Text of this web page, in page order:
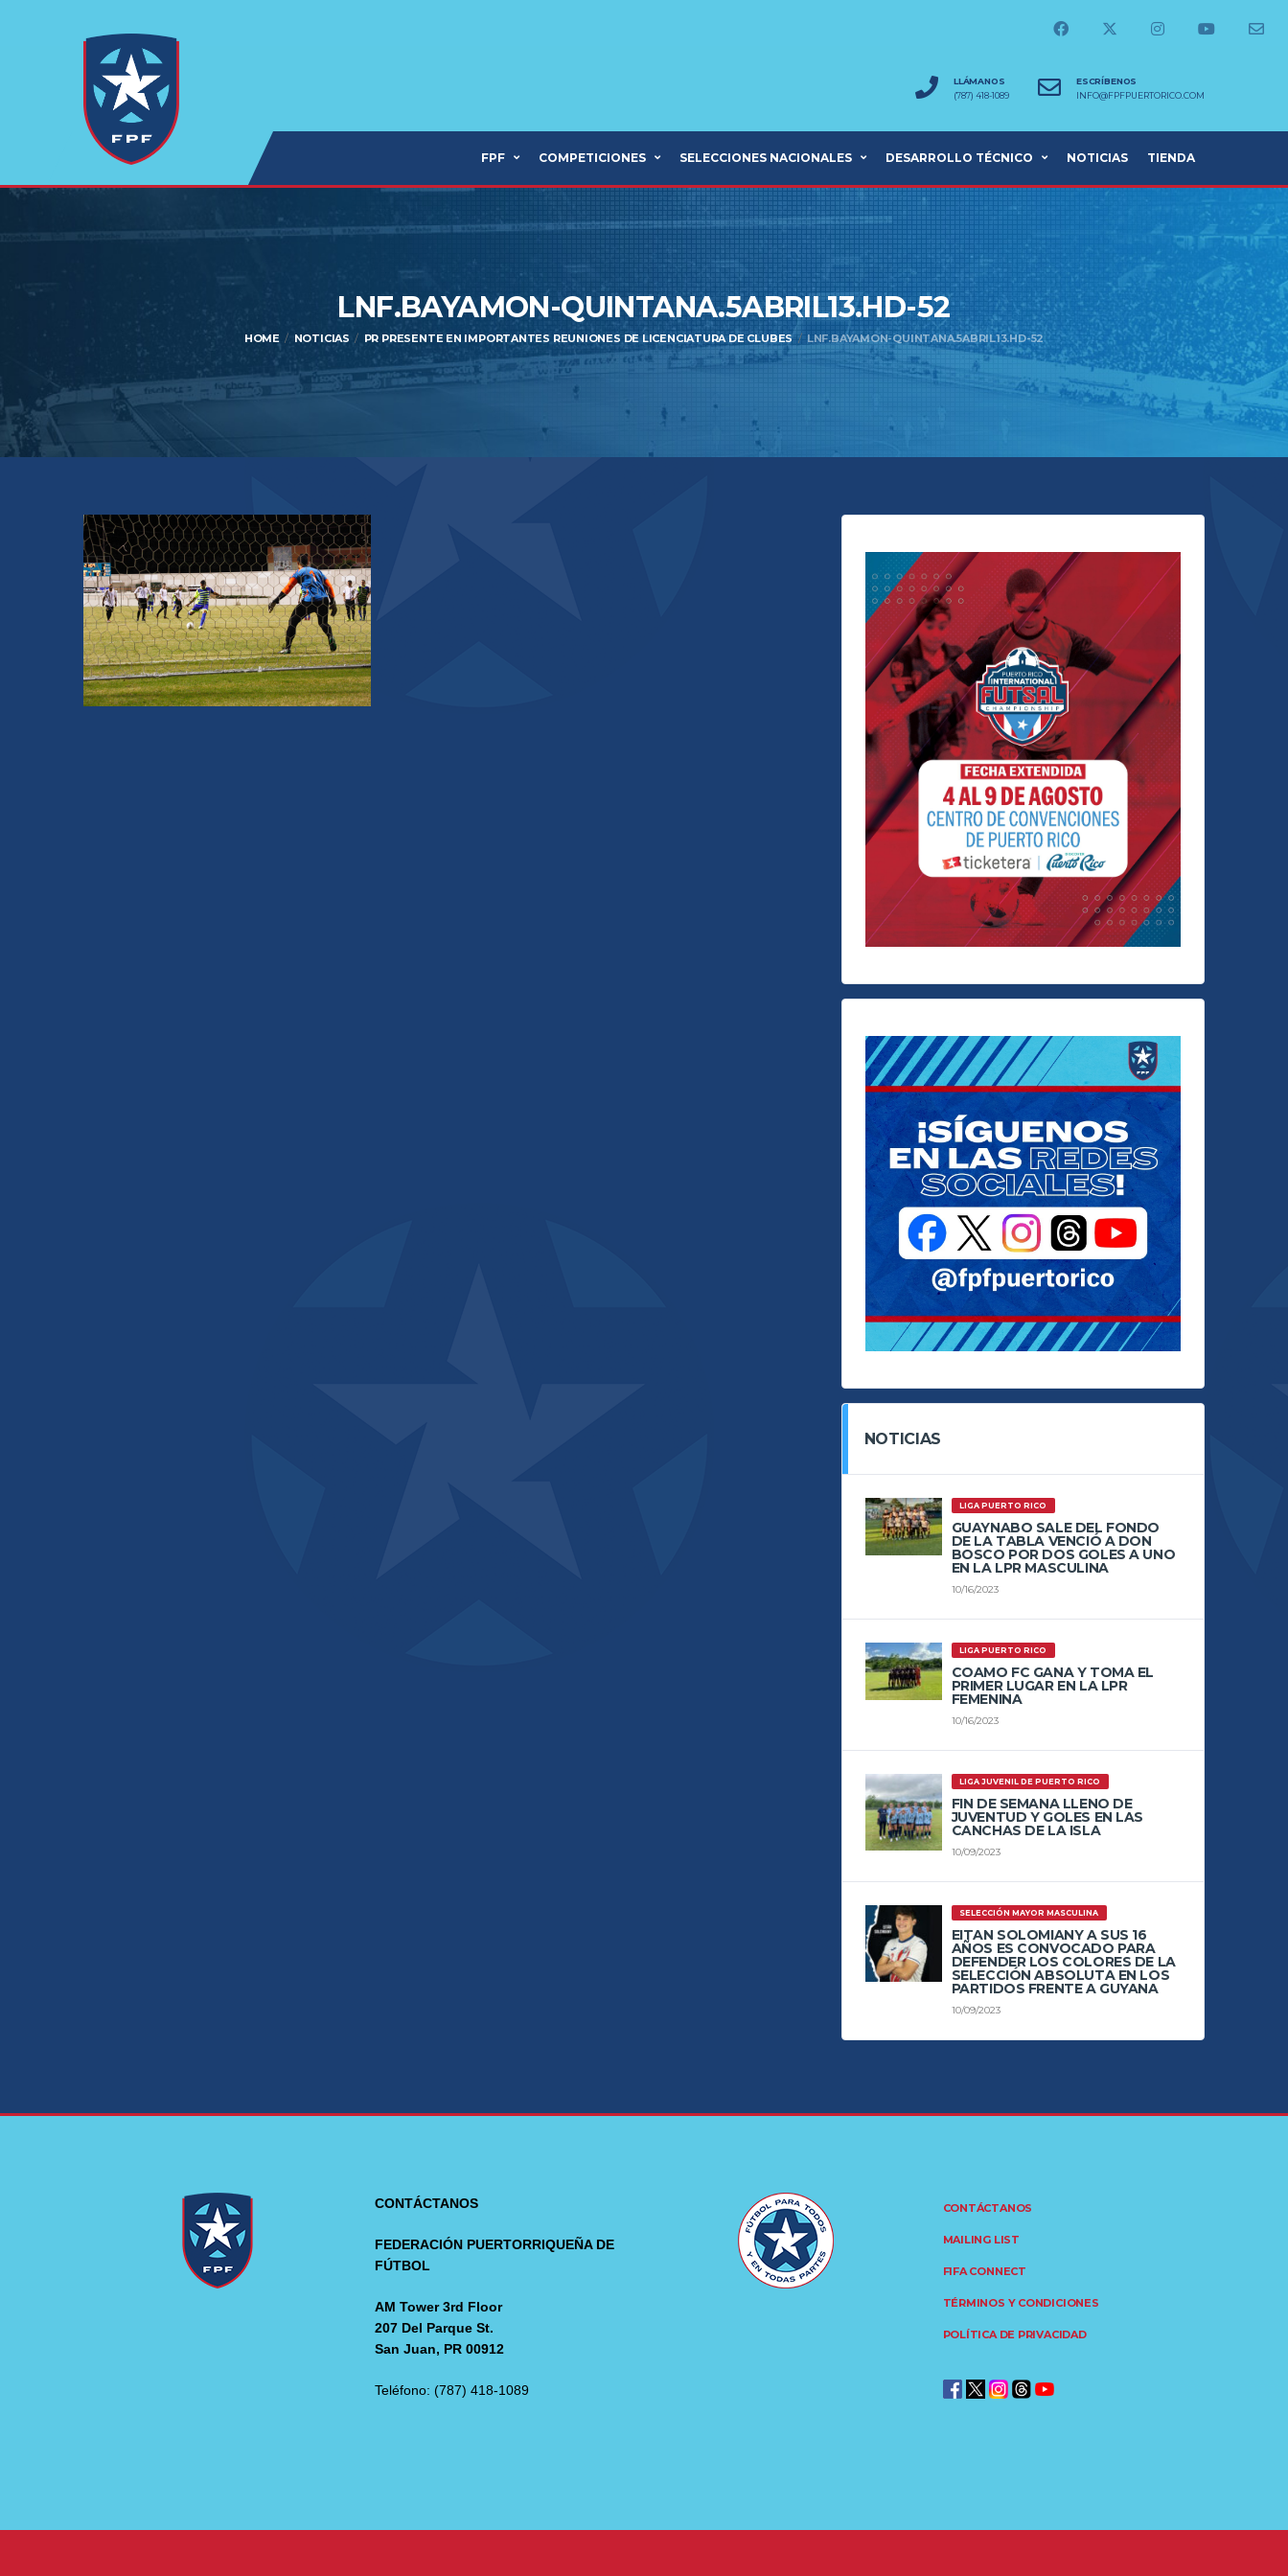
LLÁMANOS
(787) 418-1089
ESCRÍBENOS
INFO@FPFPUERTORICO.COM
FPF COMPETICIONES SELECCIONES NACIONALES DESARROLLO TÉCNICO NOTICIAS TIENDA
LNF.BAYAMON-QUINTANA.5ABRIL13.HD-52
HOME NOTICIAS PR PRESENTE EN IMPORTANTES REUNIONES DE LICENCIATURA DE CLUBES LNF.BAYAMON-QUINTANA.5ABRIL13.HD-52
NOTICIAS
LIGA PUERTO RICO
GUAYNABO SALE DEL FONDO
DE LA TABLA VENCIÓ A DON
BOSCO POR DOS GOLES A UNO
EN LA LPR MASCULINA
10/16/2023
LIGA PUERTO RICO
COAMO FC GANA Y TOMA EL
PRIMER LUGAR EN LA LPR
FEMENINA
10/16/2023
LIGA JUVENIL DE PUERTO RICO
FIN DE SEMANA LLENO DE
JUVENTUD Y GOLES EN LAS
CANCHAS DE LA ISLA
10/09/2023
SELECCIÓN MAYOR MASCULINA
EITAN SOLOMIANY A SUS 16
AÑOS ES CONVOCADO PARA
DEFENDER LOS COLORES DE LA
SELECCIÓN ABSOLUTA EN LOS
PARTIDOS FRENTE A GUYANA
10/09/2023
CONTÁCTANOS
FEDERACIÓN PUERTORRIQUEÑA DE
FÚTBOL
AM Tower 3rd Floor
207 Del Parque St.
San Juan, PR 00912
Teléfono: (787) 418-1089
CONTÁCTANOS
MAILING LIST
FIFA CONNECT
TÉRMINOS Y CONDICIONES
POLÍTICA DE PRIVACIDAD